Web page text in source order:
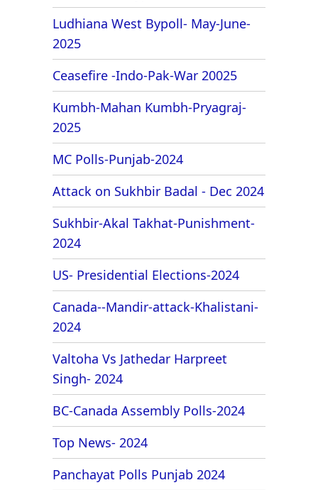
Ludhiana West Bypoll- May-June-
2025
Ceasefire -Indo-Pak-War 20025
Kumbh-Mahan Kumbh-Pryagraj-
2025
MC Polls-Punjab-2024
Attack on Sukhbir Badal - Dec 2024
Sukhbir-Akal Takhat-Punishment-
2024
US- Presidential Elections-2024
Canada--Mandir-attack-Khalistani-
2024
Valtoha Vs Jathedar Harpreet
Singh- 2024
BC-Canada Assembly Polls-2024
Top News- 2024
Panchayat Polls Punjab 2024